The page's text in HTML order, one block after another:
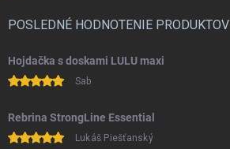
POSLEDNÉ HODNOTENIE PRODUKTOV
Hojdačka s doskami LULU maxi
Sab
Rebrina StrongLine Essential
Lukáš Piešťanský